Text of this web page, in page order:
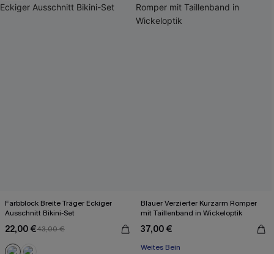
Farbblock Breite Träger Eckiger
Ausschnitt Bikini-Set
22,00 €43,00 €
Blauer Verzierter Kurzarm Romper
mit Taillenband in Wickeloptik
37,00 €
Weites Bein